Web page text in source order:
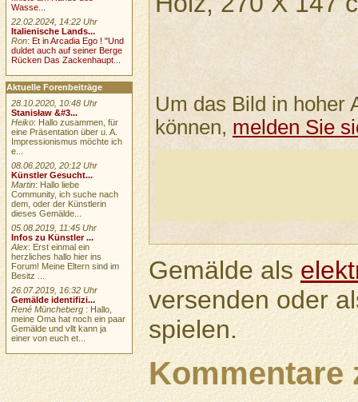
Um das Bild in hoher
können, melden Sie
Gemälde als
versenden oder
spielen.
Kommentare
Wasse...
22.02.2024, 14:22 Uhr
Italienische Lands...
Ron:Et in Arcadia Ego ! "Und
duldet auch auf seiner Berge
Rücken Das Zackenhaupt...
Aktuelle Forenbeiträge
28.10.2020, 10:48 Uhr
Stanisław &#3...
Heiko: Hallo zusammen, für
eine Präsentation über u. A.
Impressionismus möchte ich
e...
08.06.2020, 20:12 Uhr
Künstler Gesucht...
Martin: Hallo liebe
Community, ich suche nach
dem, oder der Künstlerin
dieses Gemälde...
05.08.2019, 11:45 Uhr
Infos zu Künstler ...
Alex: Erst einmal ein
herzliches hallo hier ins
Forum! Meine Eltern sind im
Besitz ...
26.07.2019, 16:32 Uhr
Gemälde identifizi...
René Müncheberg : Hallo,
meine Oma hat noch ein paar
Gemälde und vllt kann ja
einer von euch et...